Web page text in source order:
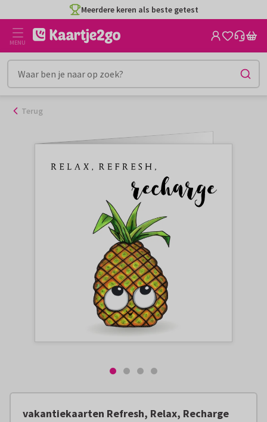
naar
inhoud
Meerdere keren als beste getest
MENU
Terug
vakantiekaarten Refresh, Relax, Recharge